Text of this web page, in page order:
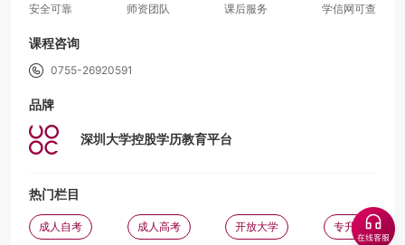
安全可靠
师资团队
课后服务
学信网可查
课程咨询
0755-26920591
品牌
深圳大学控股学历教育平台
热门栏目
成人自考 成人高考 开放大学 专升本